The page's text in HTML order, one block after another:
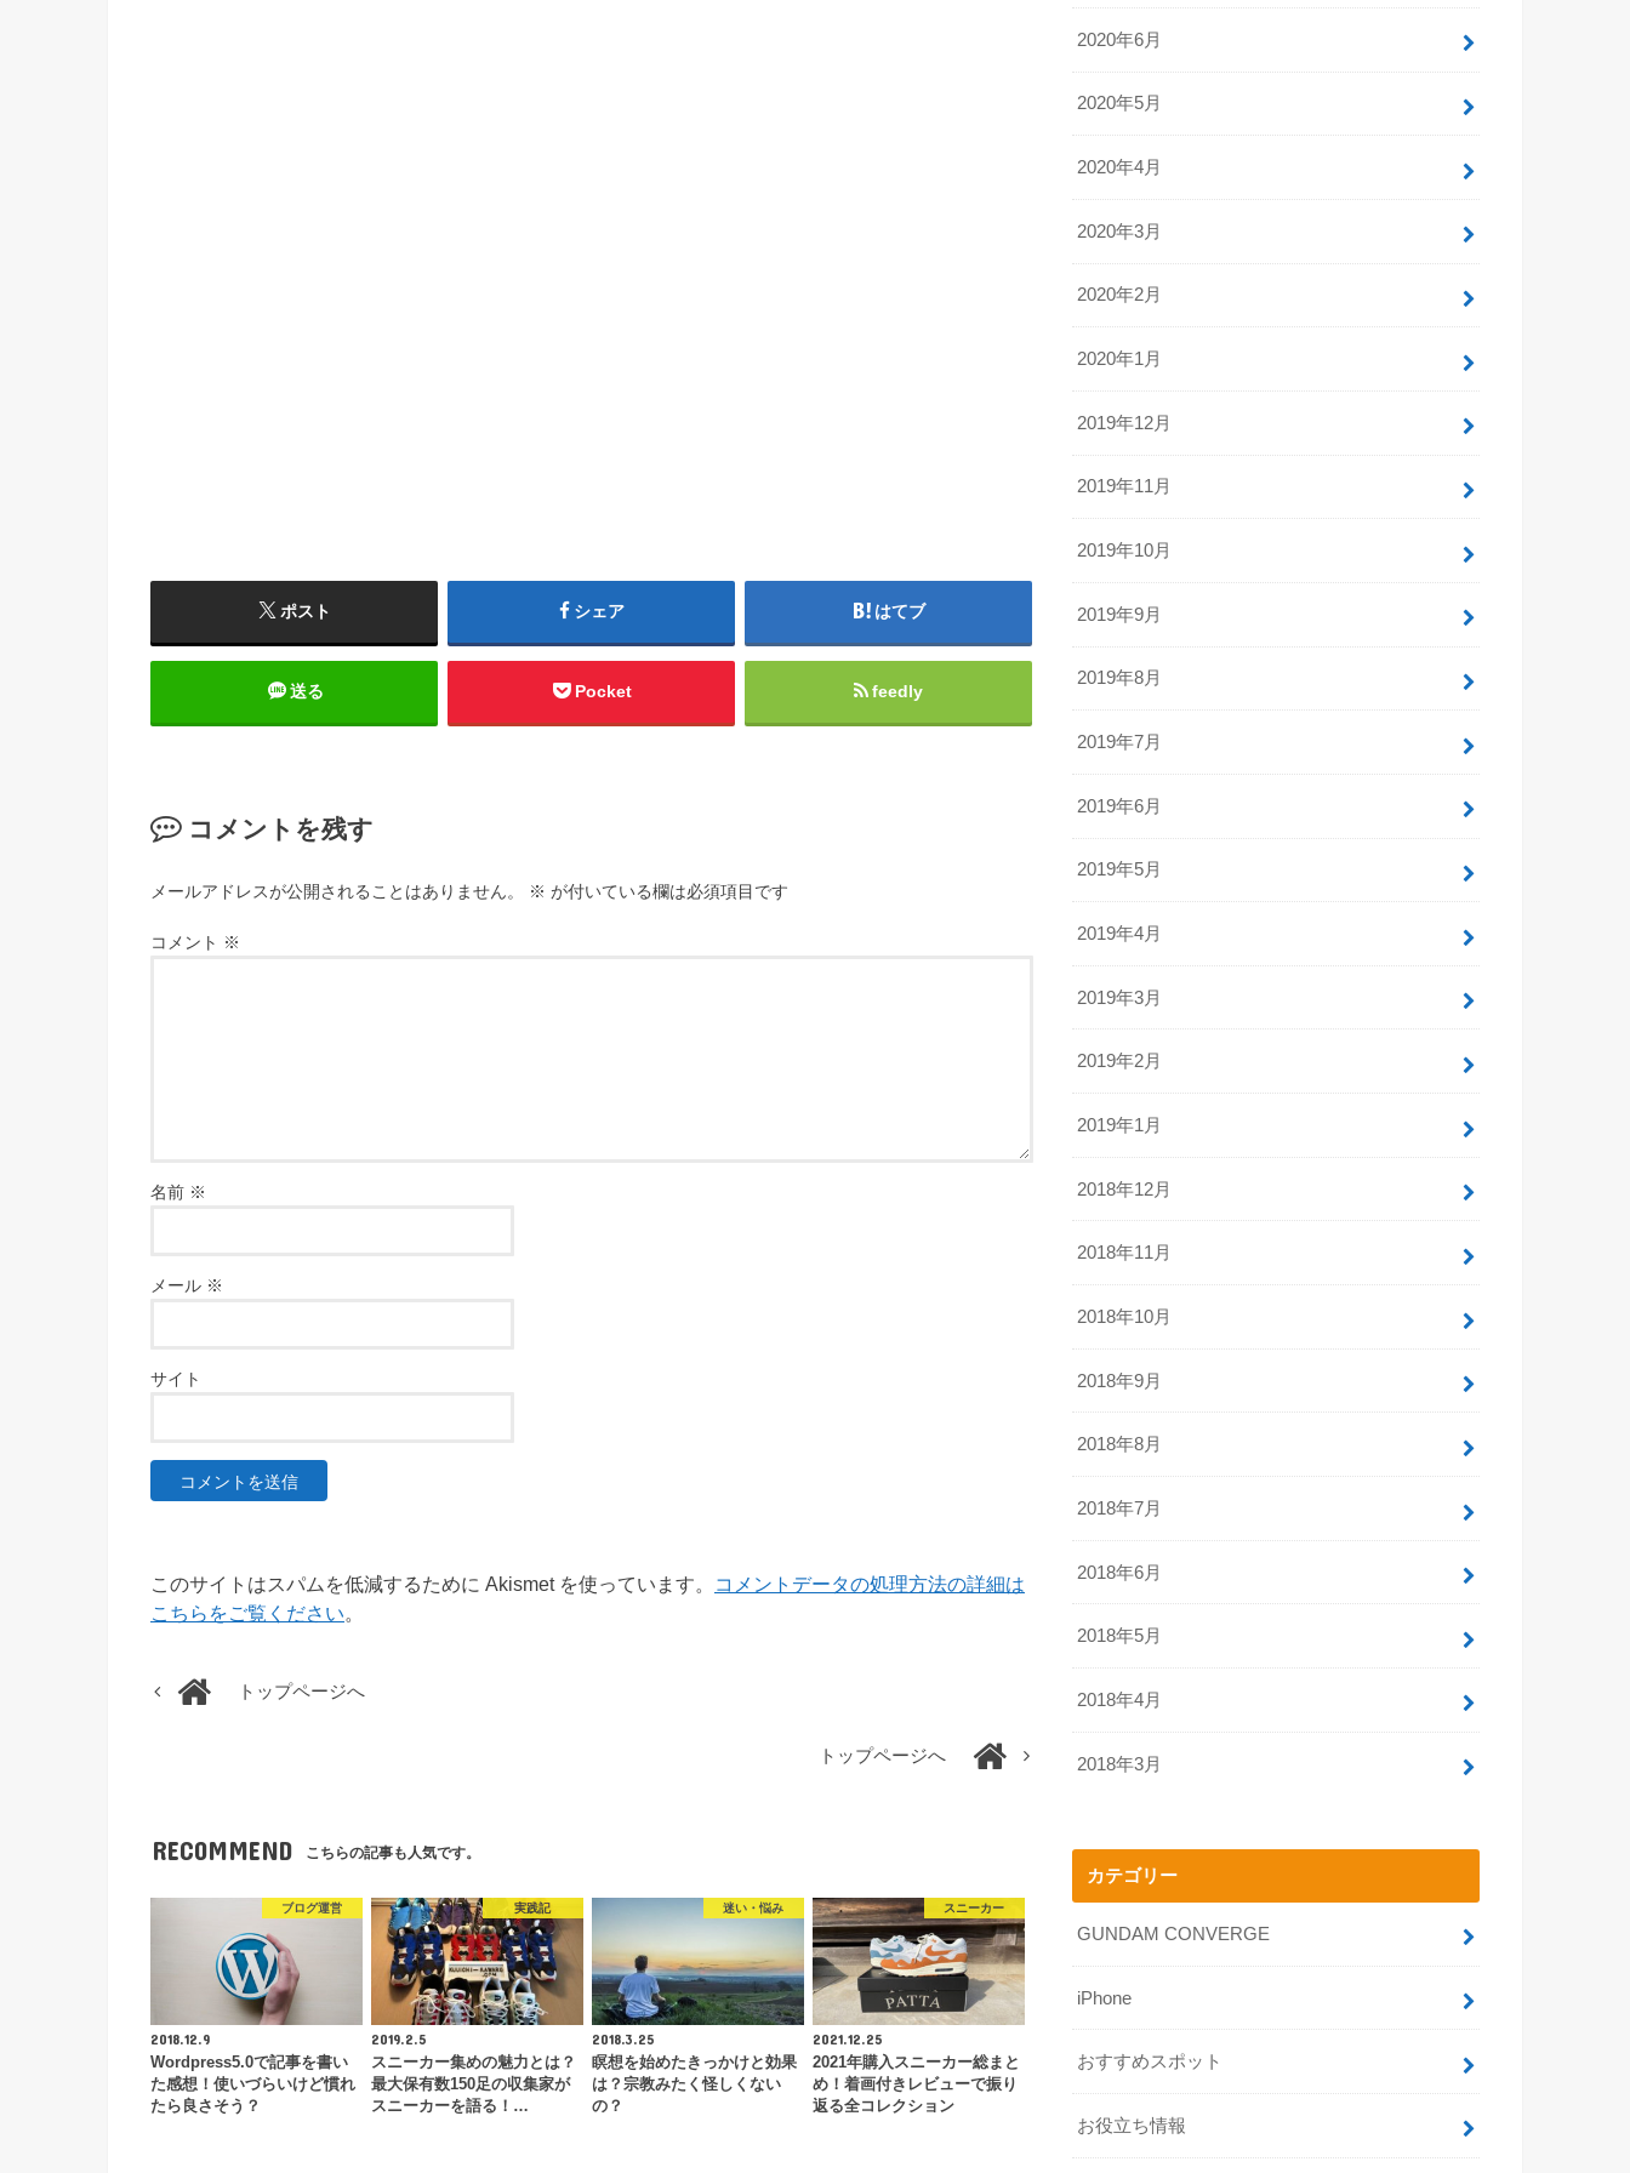
ポスト シェア はてブ
送る Pocket feedly
コメントを残す
メールアドレスが公開されることはありません。 ※ が付いている欄は必須項目です
コメント ※
名前 ※
メール ※
サイト
このサイトはスパムを低減するために Akismet を使っています。
コメントデータの処理方法の詳細は
こちらをご覧ください
トップページへ
トップページへ
RECOMMEND こちらの記事も人気です。
ブログ運営
2018.12.9
Wordpress5.0で記事を書い
た感想！使いづらいけど慣れ
たら良さそう？
実践記
2019.2.5
スニーカー集めの魅力とは？
最大保有数150足の収集家が
スニーカーを語る！…
迷い・悩み
2018.3.25
瞑想を始めたきっかけと効果
は？宗教みたく怪しくない
の？
スニーカー
2021.12.25
2021年購入スニーカー総まと
め！着画付きレビューで振り
返る全コレクション
2020年6月
2020年5月
2020年4月
2020年3月
2020年2月
2020年1月
2019年12月
2019年11月
2019年10月
2019年9月
2019年8月
2019年7月
2019年6月
2019年5月
2019年4月
2019年3月
2019年2月
2019年1月
2018年12月
2018年11月
2018年10月
2018年9月
2018年8月
2018年7月
2018年6月
2018年5月
2018年4月
2018年3月
カテゴリー
GUNDAM CONVERGE
iPhone
おすすめスポット
お役立ち情報